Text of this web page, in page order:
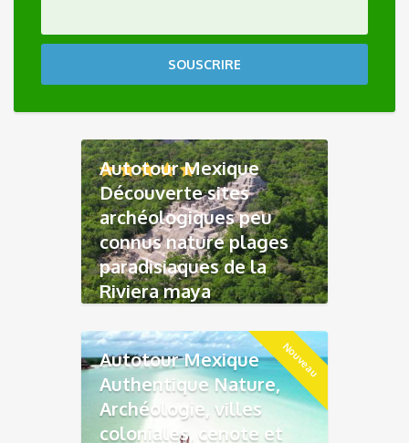
SOUSCRIRE
Autotour Mexique
Découverte sites
archéologiques peu
connus nature plages
paradisiaques de la
Riviera maya
Nouveau
Autotour Mexique
Authentique Nature,
Archéologie, villes
coloniales, cenote et